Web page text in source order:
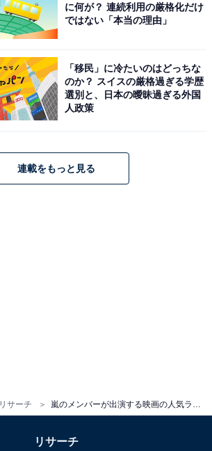
リサーチ
に何が？ 連続利用の厳格化だけ
ではない「本当の理由」
「移民」に冷たいのはどっちな
のか？ スイスの厳格過ぎる学歴
選別と、日本の曖昧過ぎる外国
人政策
連載をもっと見る
リサーチ